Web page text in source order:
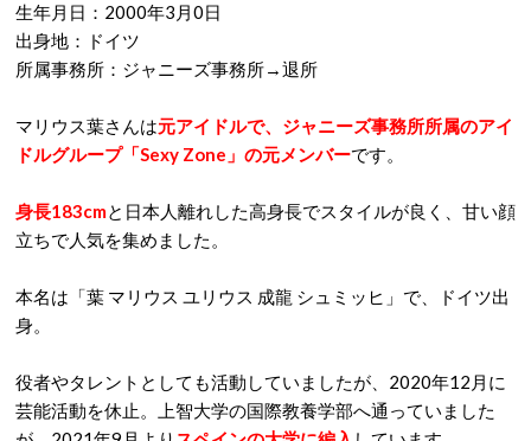
生年月日：2000年3月0日
出身地：ドイツ
所属事務所：ジャニーズ事務所→退所
マリウス葉さんは元アイドルで、ジャニーズ事務所所属のアイ
ドルグループ「Sexy Zone」の元メンバーです。
身長183cmと日本人離れした高身長でスタイルが良く、甘い顔
立ちで人気を集めました。
本名は「葉 マリウス ユリウス 成龍 シュミッヒ」で、ドイツ出
身。
役者やタレントとしても活動していましたが、2020年12月に
芸能活動を休止。上智大学の国際教養学部へ通っていました